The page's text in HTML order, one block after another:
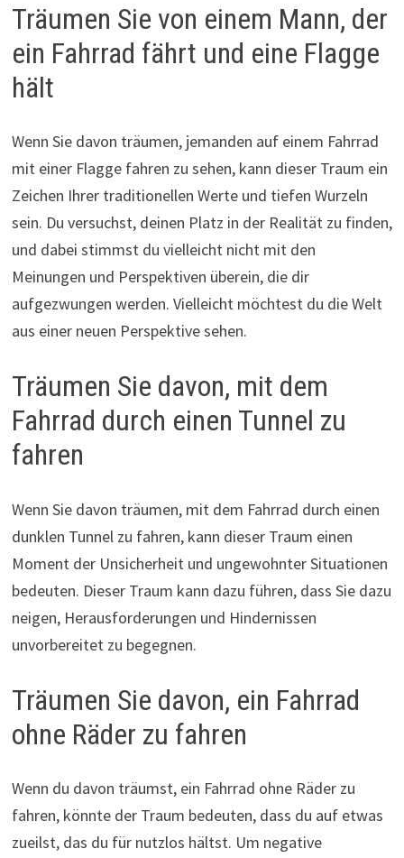
Träumen Sie von einem Mann, der
ein Fahrrad fährt und eine Flagge
hält
Wenn Sie davon träumen, jemanden auf einem Fahrrad
mit einer Flagge fahren zu sehen, kann dieser Traum ein
Zeichen Ihrer traditionellen Werte und tiefen Wurzeln
sein. Du versuchst, deinen Platz in der Realität zu finden,
und dabei stimmst du vielleicht nicht mit den
Meinungen und Perspektiven überein, die dir
aufgezwungen werden. Vielleicht möchtest du die Welt
aus einer neuen Perspektive sehen.
Träumen Sie davon, mit dem
Fahrrad durch einen Tunnel zu
fahren
Wenn Sie davon träumen, mit dem Fahrrad durch einen
dunklen Tunnel zu fahren, kann dieser Traum einen
Moment der Unsicherheit und ungewohnter Situationen
bedeuten. Dieser Traum kann dazu führen, dass Sie dazu
neigen, Herausforderungen und Hindernissen
unvorbereitet zu begegnen.
Träumen Sie davon, ein Fahrrad
ohne Räder zu fahren
Wenn du davon träumst, ein Fahrrad ohne Räder zu
fahren, könnte der Traum bedeuten, dass du auf etwas
zueilst, das du für nutzlos hältst. Um negative